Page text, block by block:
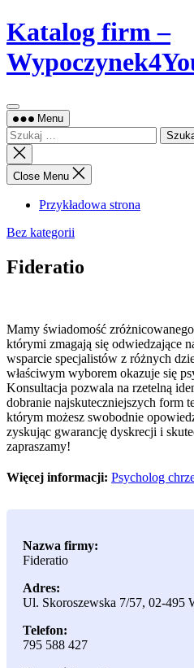
Skip
to
content
Katalog firm –
Menu
Szukaj:
Close
search
Close Menu
Przykładowa strona
Bez kategorii
Fideratio
Mamy świadomość
którymi zmagają się odwiedzające
wsparcie specjalistów z różnych
właściwym wyborem okazuje się
Konsultacja pozwala na rzetelną
dobranie najskuteczniejszych form
którym możesz swobodnie
zyskując gwarancję dyskrecji i
zapraszamy!
Więcej informacji: Psycholog
Nazwa firmy:
Fideratio
Adres:
Ul. Skoroszewska 7/57, 02-495
Telefon:
795 588 427